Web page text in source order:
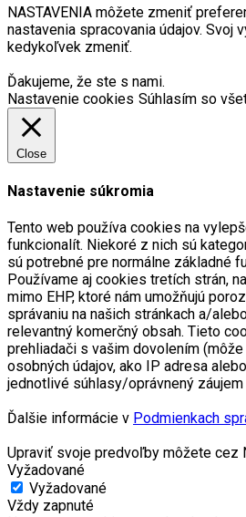
NASTAVENIA môžete zmeniť
nastavenia spracovania údajov. Svoj
kedykoľvek zmeniť.
Ďakujeme, že ste s nami.
Nastavenie cookies Súhlasím so
Close
Nastavenie súkromia
Tento web používa cookies na
funkcionalít. Niekoré z nich sú
sú potrebné pre normálne základné
Používame aj cookies tretích strán,
mimo EHP, ktoré nám umožňujú
správaniu na našich stránkach a/
relevantný komerčný obsah. Tieto
prehliadači s vašim dovolením
osobných údajov, ako IP adresa
jednotlivé súhlasy/oprávnený
Ďalšie informácie v Podmienkach
Upraviť svoje predvoľby môžete cez
Vyžadované
Vyžadované
Vždy zapnuté